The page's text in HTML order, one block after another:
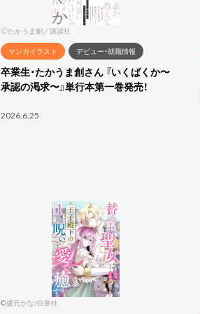
🄫たかうま創／講談社
マンガイラスト
デビュー・就職情報
卒業生・たかうま創さん 『いくばくか〜
承認の渇求〜』単行本第一巻発売！
2026.6.25
©盛元かな/白泉社